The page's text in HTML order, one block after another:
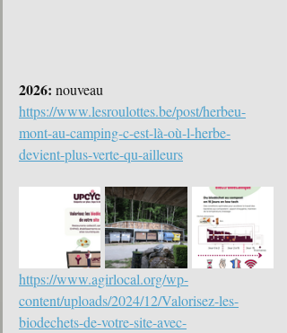
2026: nouveau
https://www.lesroulottes.be/post/herbeu-
mont-au-camping-c-est-là-où-l-herbe-
devient-plus-verte-qu-ailleurs
https://www.agirlocal.org/wp-
content/uploads/2024/12/Valorisez-les-
biodechets-de-votre-site-avec-